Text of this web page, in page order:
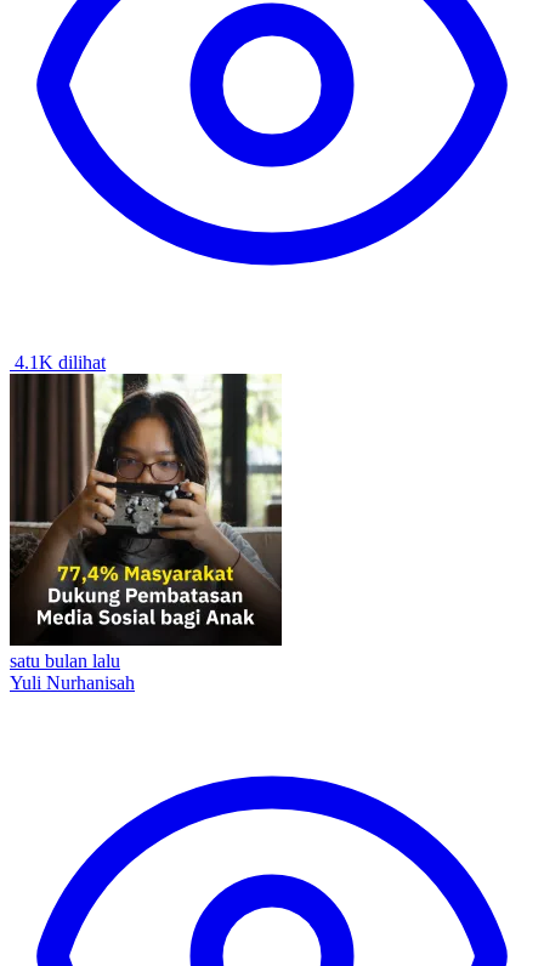
4.1K dilihat
satu bulan lalu
Yuli Nurhanisah